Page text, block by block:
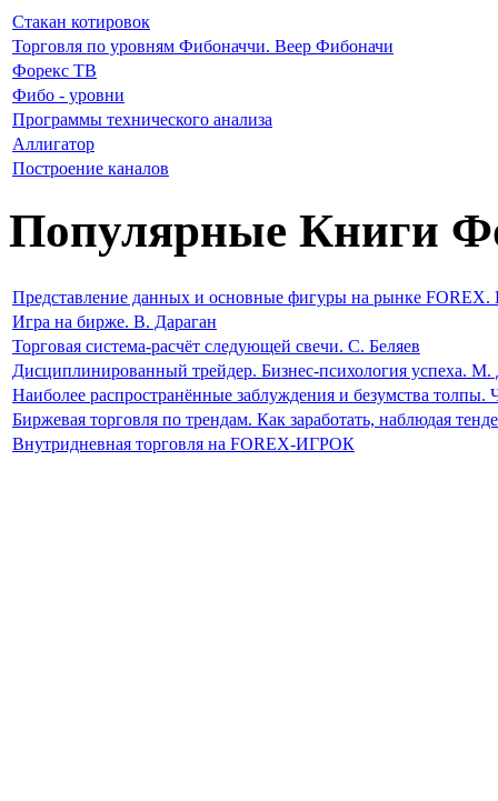
Стакан котировок
Торговля по уровням Фибоначчи. Веер Фибоначи
Форекс ТВ
Фибо - уровни
Программы технического анализа
Аллигатор
Построение каналов
Популярные Книги
Представление данных и основные фигуры на рынке
Игра на бирже. В. Дараган
Торговая система-расчёт следующей свечи. С. Беляев
Дисциплинированный трейдер. Бизнес-психология успеха. М.
Наиболее распространённые заблуждения и безумства толпы.
Биржевая торговля по трендам. Как заработать, наблюдая
Внутридневная торговля на FOREX-ИГРОК